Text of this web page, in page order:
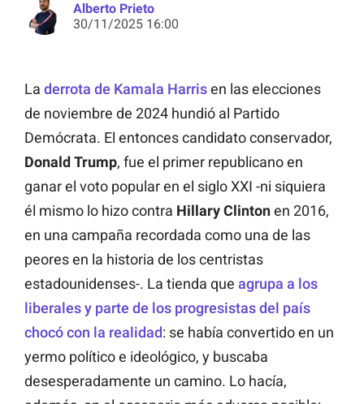
Alberto Prieto
30/11/2025 16:00
La derrota de Kamala Harrisen las elecciones
de noviembre de 2024 hundió al Partido
Demócrata. El entonces candidato conservador,
Donald Trump, fue el primer republicano en
ganar el voto popular en el siglo XXI -ni siquiera
él mismo lo hizo contra HillaryClintonen 2016,
en una campaña recordada como una de las
peores en la historia de los centristas
estadounidenses-. La tienda que agrupa a los
liberales y parte de los progresistas del país
chocó con la realidad: se había convertido en un
yermo político e ideológico, y buscaba
desesperadamente un camino. Lo hacía,